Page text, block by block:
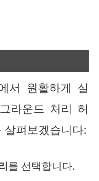
서 원활하게 실
라운드 처리 허
살펴보겠습니다:
를 선택합니다.